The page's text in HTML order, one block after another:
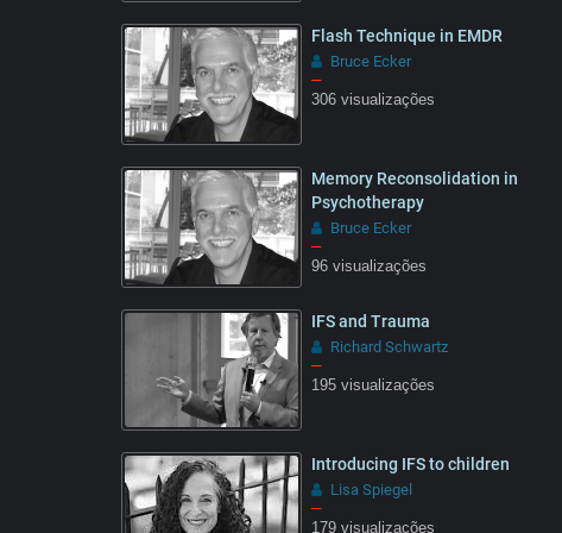
Flash Technique in EMDR
Bruce Ecker
–
306 visualizações
Memory Reconsolidation in
Psychotherapy
Bruce Ecker
–
96 visualizações
IFS and Trauma
Richard Schwartz
–
195 visualizações
Introducing IFS to children
Lisa Spiegel
–
179 visualizações